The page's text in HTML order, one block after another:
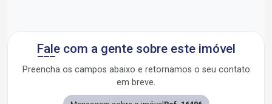
Fale com a gente sobre este imóvel
Preencha os campos abaixo e retornamos o seu contato
em breve.